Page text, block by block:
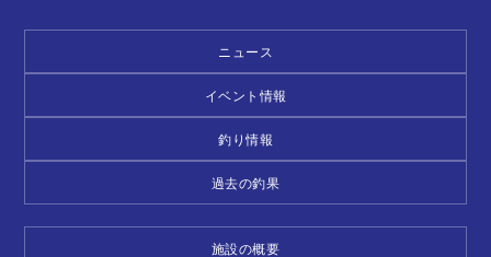
ニュース
イベント情報
釣り情報
過去の釣果
施設の概要